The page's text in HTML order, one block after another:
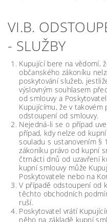
VI.B.
- SLUŽBY
Kupující bere na vědomí,
občanského zákoníku
poskytování služeb,
výslovným souhlasem
od smlouvy a
Kupujícímu, že v takovém
odstoupení od smlouvy.
Nejedná-li se o případ
případ, kdy nelze od
souladu s ustanovením §
zákoníku právo od kupní
čtrnácti dnů od uzavření
kupní smlouvy může
Poskytovatele nebo na
V případě odstoupení od
těchto obchodních
ruší.
Poskytovatel vrátí
něho na základě kupní